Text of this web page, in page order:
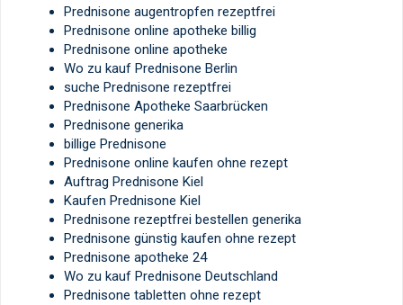
Prednisone augentropfen rezeptfrei
Prednisone online apotheke billig
Prednisone online apotheke
Wo zu kauf Prednisone Berlin
suche Prednisone rezeptfrei
Prednisone Apotheke Saarbrücken
Prednisone generika
billige Prednisone
Prednisone online kaufen ohne rezept
Auftrag Prednisone Kiel
Kaufen Prednisone Kiel
Prednisone rezeptfrei bestellen generika
Prednisone günstig kaufen ohne rezept
Prednisone apotheke 24
Wo zu kauf Prednisone Deutschland
Prednisone tabletten ohne rezept